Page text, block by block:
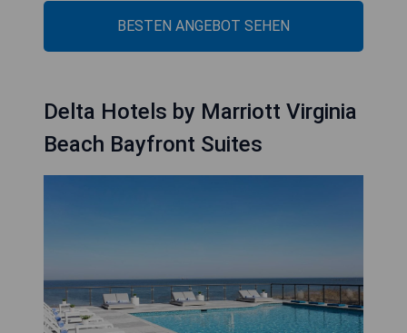
BESTEN ANGEBOT SEHEN
Delta Hotels by Marriott Virginia
Beach Bayfront Suites